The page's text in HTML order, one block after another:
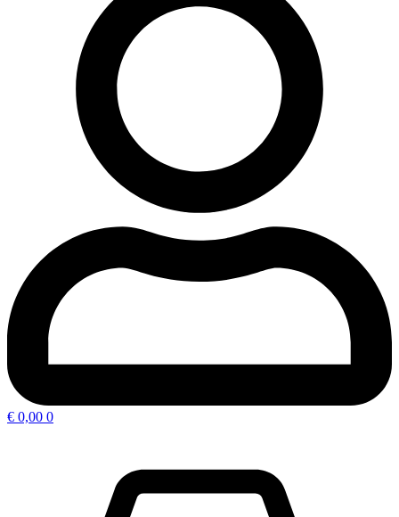
€ 0,00 0